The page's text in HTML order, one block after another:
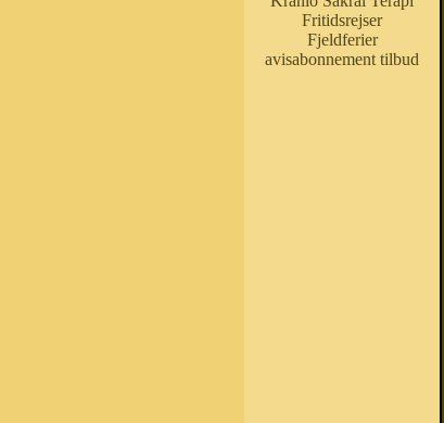
Fritidsrejser
Fjeldferier
avisabonnement tilbud